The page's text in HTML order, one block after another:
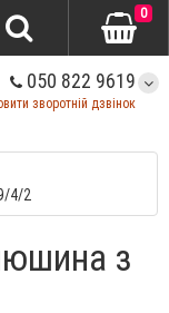
050 822 9619
зворотній дзвінок
0
4/2
з